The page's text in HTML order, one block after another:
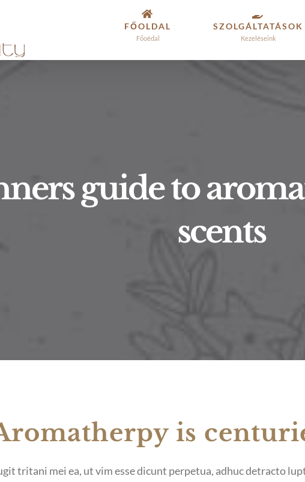
FŐOLDAL
Főoédal
SZOLGÁLTATÁSOK
Kezeléseink
guide to
scents
is
tritani mei ea, ut vim esse dicunt perpetua, adhuc detracto